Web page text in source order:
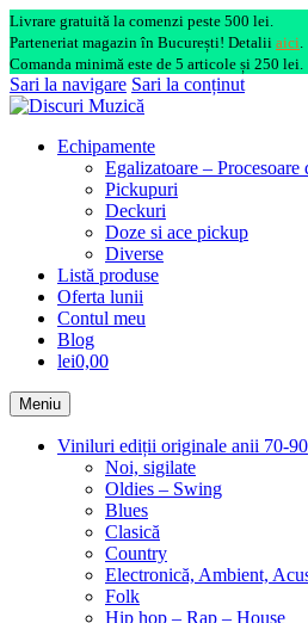
Livrare gratuită la comenzi peste 500 lei.
Parteneriat magazin în București! Detalii aici.
Comanda minimă este de 5 articole și 250 lei.
Sari la navigare Sari la conținut
Echipamente
Egalizatoare – Procesoare
Pickupuri
Deckuri
Doze si ace pickup
Diverse
Listă produse
Oferta lunii
Contul meu
Blog
lei0,00
Meniu
Viniluri ediții originale anii 70-90
Noi, sigilate
Oldies – Swing
Blues
Clasică
Country
Electronică, Ambient,
Folk
Hip hop – Rap – House